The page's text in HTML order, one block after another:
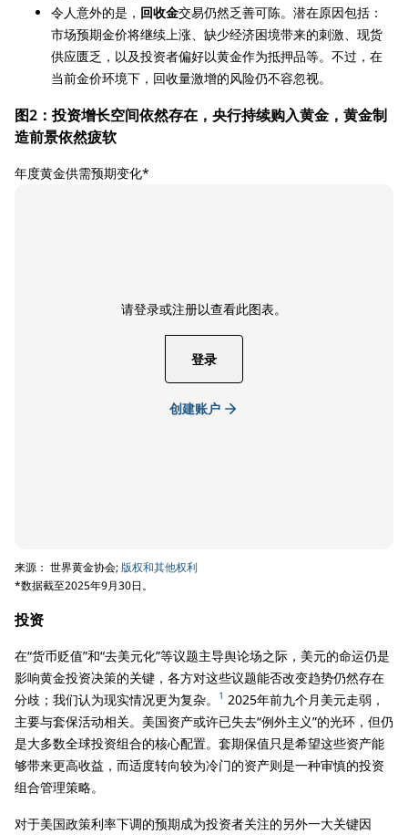
令人意外的是， 回收金交易仍然乏善可陈。潜在原因包括：
市场预期金价将继续上涨、缺少经济困境带来的刺激、现货
供应匮乏，以及投资者偏好以黄金作为抵押品等。不过，在
当前金价环境下，回收量激增的风险仍不容忽视。
图2：投资增长空间依然存在，央行持续购入黄金，黄金制
造前景依然疲软
年度黄金供需预期变化*
请登录或注册以查看此图表。
登录
创建账户
来源： 世界黄金协会;版权和其他权利
*数据截至2025年9月30日。
投资
在“货币贬值”和“去美元化”等议题主导舆论场之际，美元的命运仍是
影响黄金投资决策的关键，各方对这些议题能否改变趋势仍然存在
分歧；我们认为现实情况更为复杂。
1 2025年前九个月美元走弱，
主要与套保活动相关。美国资产或许已失去“例外主义”的光环，但仍
是大多数全球投资组合的核心配置。套期保值只是希望这些资产能
够带来更高收益，而适度转向较为冷门的资产则是一种审慎的投资
组合管理策略。
对于美国政策利率下调的预期成为投资者关注的另外一大关键因